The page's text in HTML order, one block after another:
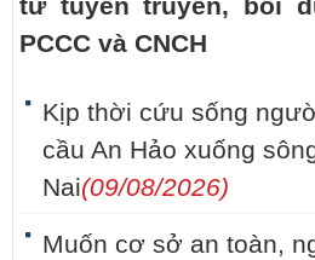
từ tuyên truyền, bồi
PCCC và CNCH
Kịp thời cứu sống
cầu An Hảo xuống
Nai(09/08/2026)
Muốn cơ sở an toàn,